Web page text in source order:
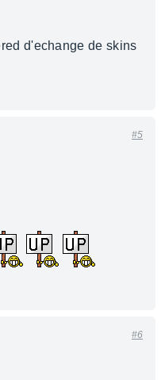
d'echange de skins
#5
#6